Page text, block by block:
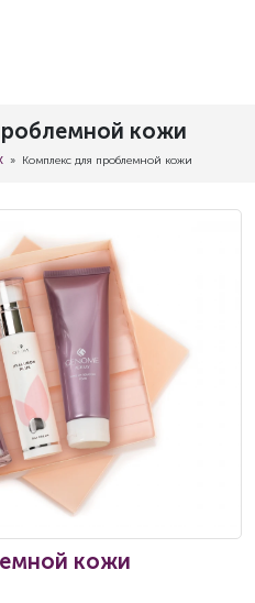
кожи
Комплекс для проблемной кожи
кожи